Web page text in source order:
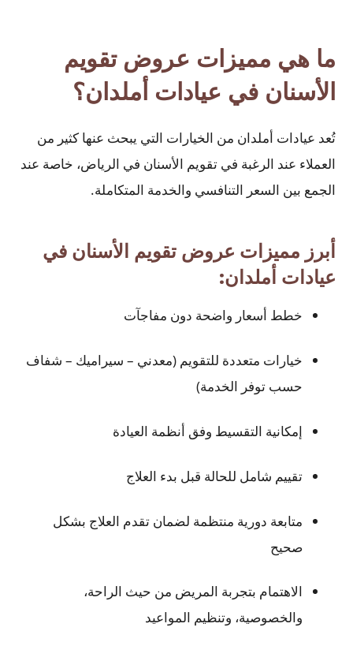
ما هي مميزات عروض تقويم
الأسنان في عيادات أملدان؟
تُعد عيادات أملدان من الخيارات التي يبحث عنها كثير من
العملاء عند الرغبة في تقويم الأسنان في الرياض، خاصة عند
الجمع بين السعر التنافسي والخدمة المتكاملة.
أبرز مميزات عروض تقويم الأسنان في
عيادات أملدان:
خطط أسعار واضحة دون مفاجآت
خيارات متعددة للتقويم (معدني – سيراميك – شفاف
حسب توفر الخدمة)
إمكانية التقسيط وفق أنظمة العيادة
تقييم شامل للحالة قبل بدء العلاج
متابعة دورية منتظمة لضمان تقدم العلاج بشكل
صحيح
الاهتمام بتجربة المريض من حيث الراحة،
والخصوصية، وتنظيم المواعيد